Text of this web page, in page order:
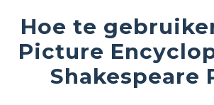
Hoe te
Picture
Shakespeare